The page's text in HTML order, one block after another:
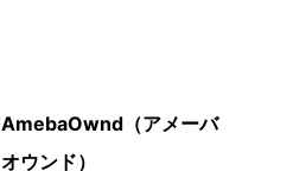
AmebaOwnd（アメーバ
オウンド）